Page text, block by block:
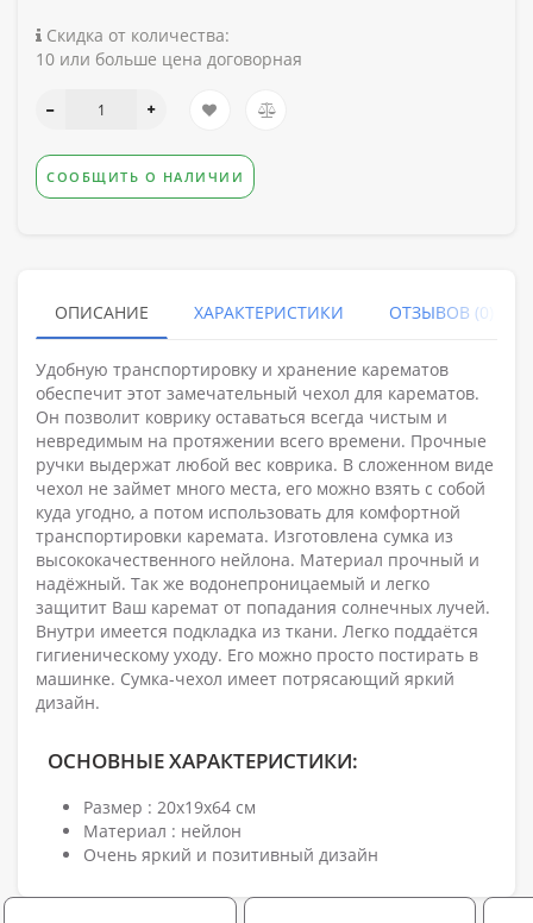
Скидка от количества:
10 или больше цена договорная
СООБЩИТЬ О НАЛИЧИИ
ОПИСАНИЕ ХАРАКТЕРИСТИКИ ОТЗЫВОВ (0)
Удобную транспортировку и хранение карематов
обеспечит этот замечательный чехол для карематов.
Он позволит коврику оставаться всегда чистым и
невредимым на протяжении всего времени. Прочные
ручки выдержат любой вес коврика. В сложенном виде
чехол не займет много места, его можно взять с собой
куда угодно, а потом использовать для комфортной
транспортировки каремата. Изготовлена сумка из
высококачественного нейлона. Материал прочный и
надёжный. Так же водонепроницаемый и легко
защитит Ваш каремат от попадания солнечных лучей.
Внутри имеется подкладка из ткани. Легко поддаётся
гигиеническому уходу. Его можно просто постирать в
машинке. Сумка-чехол имеет потрясающий яркий
дизайн.
ОСНОВНЫЕ ХАРАКТЕРИСТИКИ:
Размер : 20х19х64 см
Материал : нейлон
Очень яркий и позитивный дизайн